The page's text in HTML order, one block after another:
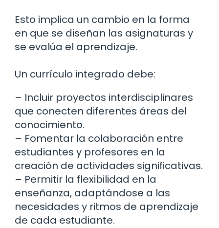
Esto implica un cambio en la forma
en que se diseñan las asignaturas y
se evalúa el aprendizaje.
Un currículo integrado debe:
– Incluir proyectos interdisciplinares
que conecten diferentes áreas del
conocimiento.
– Fomentar la colaboración entre
estudiantes y profesores en la
creación de actividades significativas.
– Permitir la flexibilidad en la
enseñanza, adaptándose a las
necesidades y ritmos de aprendizaje
de cada estudiante.